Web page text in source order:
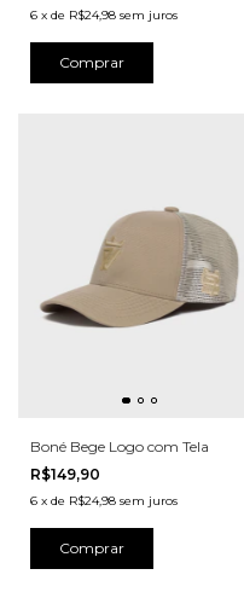
6 x de R$24,98 sem juros
Comprar
Boné Bege Logo com Tela
R$149,90
6 x de R$24,98 sem juros
Comprar